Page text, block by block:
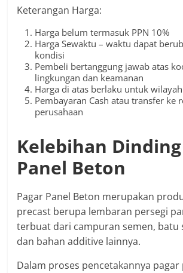
Keterangan Harga:
Harga belum termasuk PPN 10%
Harga Sewaktu – waktu dapat
kondisi
Pembeli bertanggung jawab atas
lingkungan dan keamanan
Harga di atas berlaku untuk
Pembayaran Cash atau transfer ke
perusahaan
Kelebihan
Panel Beton
Pagar Panel Beton merupakan
precast berupa lembaran persegi
terbuat dari campuran semen, batu
dan bahan additive lainnya.
Dalam proses pencetakannya